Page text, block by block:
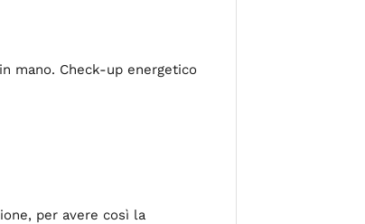
mano. Check-up energetico
per avere così la